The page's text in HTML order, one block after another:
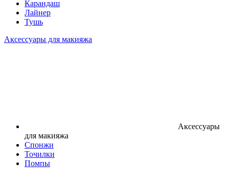
Карандаш
Лайнер
Тушь
Аксессуары для макияжа
Аксессуары
для макияжа
Спонжи
Точилки
Помпы